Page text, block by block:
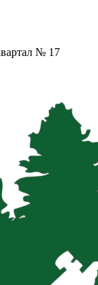
№ 17